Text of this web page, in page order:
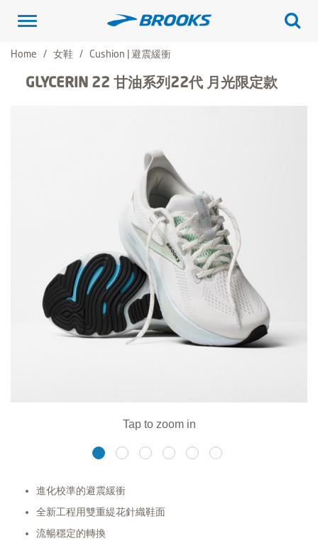
Toggle
Home
女鞋 Cushion | 避震緩衝
GLYCERIN 22 甘油系列22代 月光限定款
進化校準的避震緩衝
全新工程用雙重緹花針織鞋面
流暢穩定的轉換